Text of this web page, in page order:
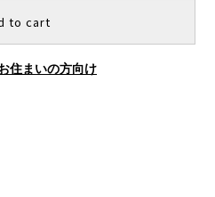
to cart
住まいの方向け